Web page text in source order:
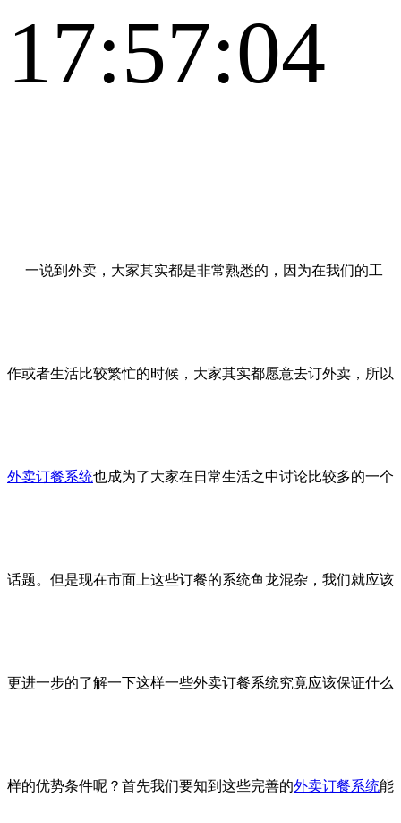
17:57:04
一说到外卖，大家其实都是非常熟悉的，因为在我们的工
作或者生活比较繁忙的时候，大家其实都愿意去订外卖，所以
外卖订餐系统也成为了大家在日常生活之中讨论比较多的一个
话题。但是现在市面上这些订餐的系统鱼龙混杂，我们就应该
更进一步的了解一下这样一些外卖订餐系统究竟应该保证什么
样的优势条件呢？首先我们要知到这些完善的外卖订餐系统能